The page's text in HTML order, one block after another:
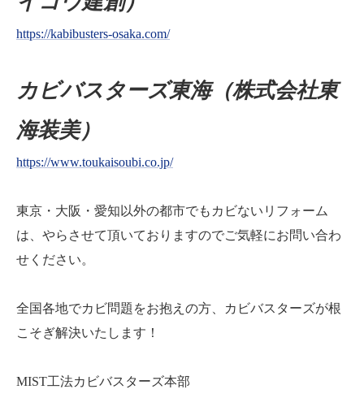
https://kabibusters-osaka.com/
カビバスターズ東海（株式会社東
海装美）
https://www.toukaisoubi.co.jp/
東京・大阪・愛知以外の都市でもカビないリフォーム
は、やらさせて頂いておりますのでご気軽にお問い合わ
せください。
全国各地でカビ問題をお抱えの方、カビバスターズが根
こそぎ解決いたします！
MIST工法カビバスターズ本部